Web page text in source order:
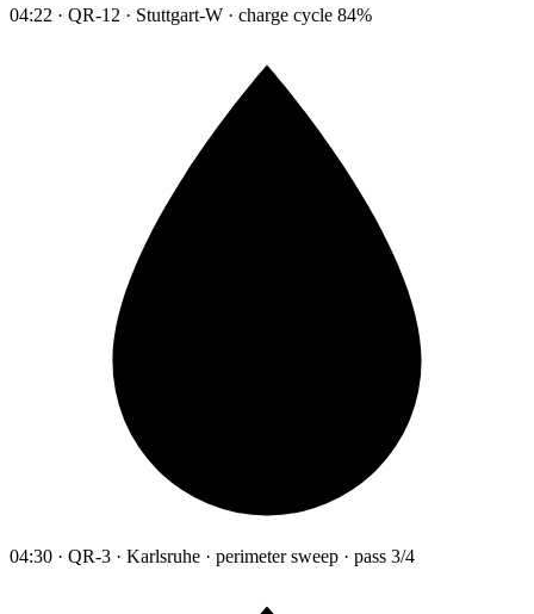
04:22 · QR-12 · Stuttgart-W · charge cycle 84%
04:30 · QR-3 · Karlsruhe · perimeter sweep · pass 3/4